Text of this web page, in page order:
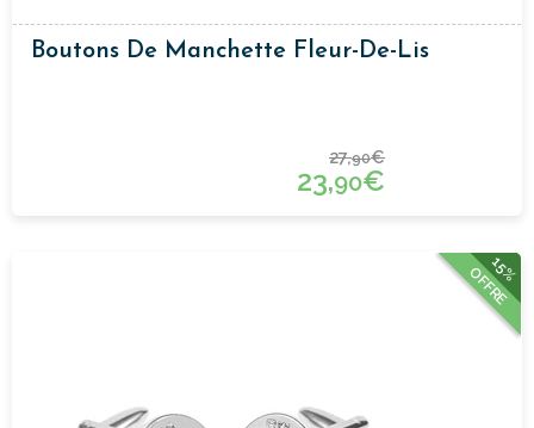
Boutons De Manchette Fleur-De-Lis
27,90€
23,90€
15%
OFFRE